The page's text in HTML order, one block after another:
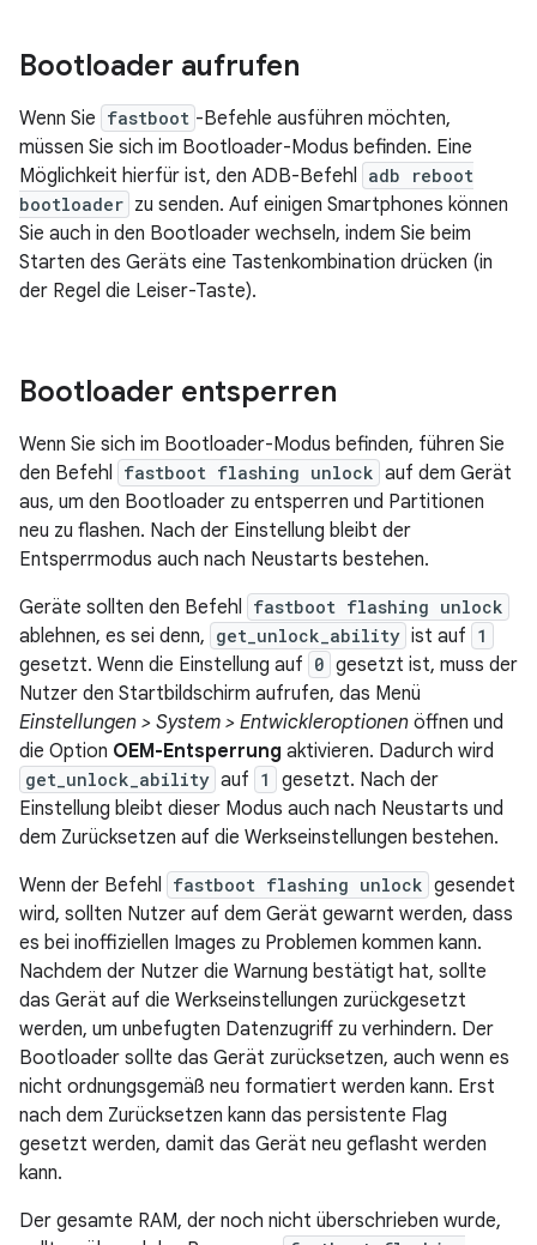
Bootloader aufrufen
Wenn Sie fastboot -Befehle ausführen möchten,
müssen Sie sich im Bootloader-Modus befinden. Eine
Möglichkeit hierfür ist, den ADB-Befehl adb reboot
bootloader zu senden. Auf einigen Smartphones können
Sie auch in den Bootloader wechseln, indem Sie beim
Starten des Geräts eine Tastenkombination drücken (in
der Regel die Leiser-Taste).
Bootloader entsperren
Wenn Sie sich im Bootloader-Modus befinden, führen Sie
den Befehl fastboot flashing unlock auf dem Gerät
aus, um den Bootloader zu entsperren und Partitionen
neu zu flashen. Nach der Einstellung bleibt der
Entsperrmodus auch nach Neustarts bestehen.
Geräte sollten den Befehl fastboot flashing unlock
ablehnen, es sei denn, get_unlock_ability ist auf 1
gesetzt. Wenn die Einstellung auf 0 gesetzt ist, muss der
Nutzer den Startbildschirm aufrufen, das Menü
Einstellungen > System > Entwickleroptionen öffnen und
die Option OEM-Entsperrung aktivieren. Dadurch wird
get_unlock_ability auf 1
gesetzt. Nach der
Einstellung bleibt dieser Modus auch nach Neustarts und
dem Zurücksetzen auf die Werkseinstellungen bestehen.
Wenn der Befehl fastboot flashing unlock gesendet
wird, sollten Nutzer auf dem Gerät gewarnt werden, dass
es bei inoffiziellen Images zu Problemen kommen kann.
Nachdem der Nutzer die Warnung bestätigt hat, sollte
das Gerät auf die Werkseinstellungen zurückgesetzt
werden, um unbefugten Datenzugriff zu verhindern. Der
Bootloader sollte das Gerät zurücksetzen, auch wenn es
nicht ordnungsgemäß neu formatiert werden kann. Erst
nach dem Zurücksetzen kann das persistente Flag
gesetzt werden, damit das Gerät neu geflasht werden
kann.
Der gesamte RAM, der noch nicht überschrieben wurde,